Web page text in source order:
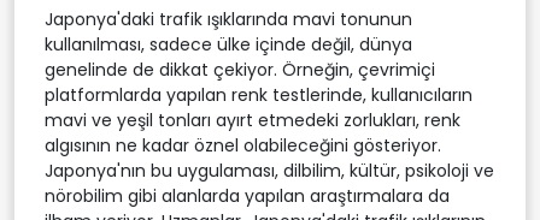
Japonya'daki trafik ışıklarında mavi tonunun
kullanılması, sadece ülke içinde değil, dünya
genelinde de dikkat çekiyor. Örneğin, çevrimiçi
platformlarda yapılan renk testlerinde, kullanıcıların
mavi ve yeşil tonları ayırt etmedeki zorlukları, renk
algısının ne kadar öznel olabileceğini gösteriyor.
Japonya'nın bu uygulaması, dilbilim, kültür, psikoloji ve
nörobilim gibi alanlarda yapılan araştırmalara da